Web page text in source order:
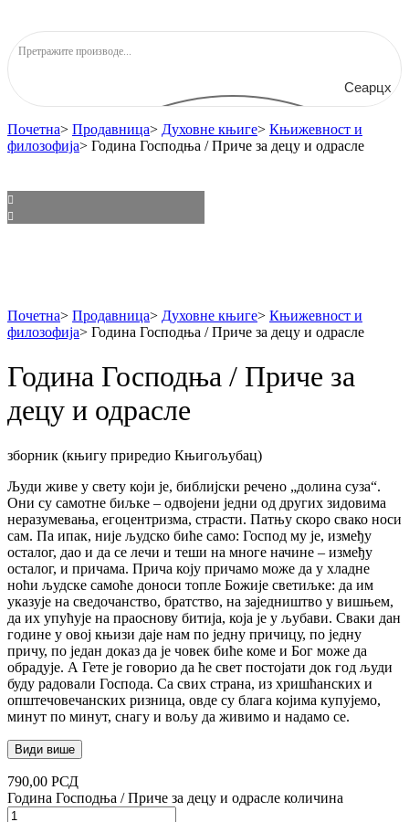
Сеарцх
Почетна> Продавница> Духовне књиге> Књижевност и
филозофија> Година Господња / Приче за децу и одрасле
Почетна> Продавница> Духовне књиге> Књижевност и
филозофија> Година Господња / Приче за децу и одрасле
Година Господња / Приче за
децу и одрасле
зборник (књигу приредио Књигољубац)
Људи живе у свету који је, библијски речено „долина суза“.
Они су самотне биљке – одвојени једни од других зидовима
неразумевања, егоцентризма, страсти. Патњу скоро свако носи
сам. Па ипак, није људско биће само: Господ му је, између
осталог, дао и да се лечи и теши на многе начине – између
осталог, и причама. Прича коју причамо може да у хладне
ноћи људске самоће доноси топле Божије светиљке: да им
указује на сведочанство, братство, на заједништво у вишњем,
да их упућује на праоснову битија, која је у љубави. Сваки дан
године у овој књизи даје нам по једну причицу, по једну
причу, по један доказ да је човек биће коме и Бог може да
обрадује. А Гете је говорио да ће свет постојати док год људи
буду радовали Господа. Са свих страна, из хришћанских и
општечовечанских ризница, овде су блага којима купујемо,
минут по минут, снагу и вољу да живимо и надамо се.
Види више
790,00 РСД
Година Господња / Приче за децу и одрасле количина